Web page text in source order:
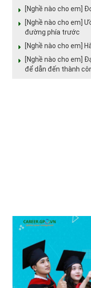
[Nghề nào cho em]
[Nghề nào cho em]
đường phía trước
[Nghề nào cho em]
[Nghề nào cho em]
để dẫn đến thành